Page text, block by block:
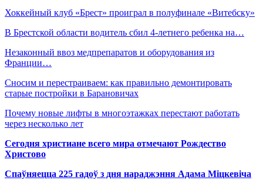
Хоккейный клуб «Брест» проиграл в полуфинале «Витебску»
В Брестской области водитель сбил 4-летнего ребенка на…
Незаконный ввоз медпрепаратов и оборудования из
Франции…
Сносим и перестраиваем: как правильно демонтировать
старые постройки в Барановичах
Почему новые лифты в многоэтажках перестают работать
через несколько лет
Сегодня христиане всего мира отмечают Рождество
Христово
Спаўняецца 225 гадоў з дня нараджэння Адама Міцкевіча